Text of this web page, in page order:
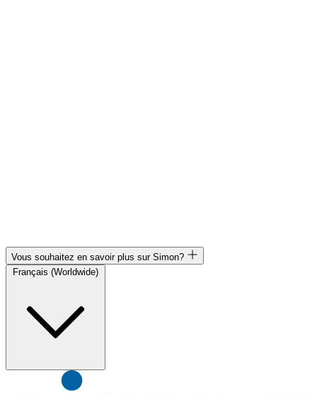
Vous souhaitez en savoir plus sur Simon?